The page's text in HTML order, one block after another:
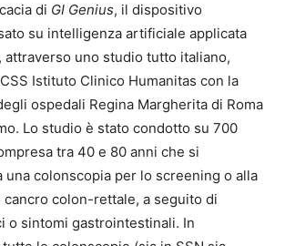
di GI Genius, il dispositivo
su intelligenza artificiale applicata
attraverso uno studio tutto italiano,
Istituto Clinico Humanitas con la
ospedali Regina Margherita di Roma
Lo studio è stato condotto su 700
tra 40 e 80 anni che si
una colonscopia per lo screening o alla
cancro colon-rettale, a seguito di
o sintomi gastrointestinali. In